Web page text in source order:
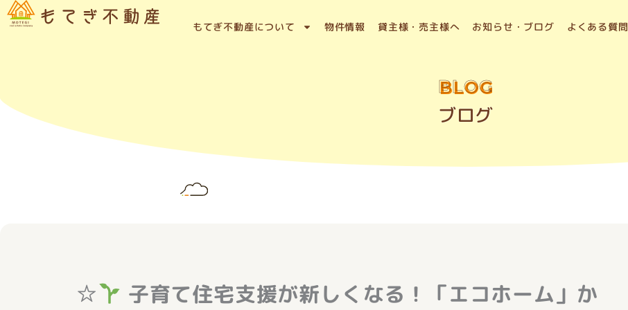
内
容
プ
もてぎ不動産について 物件情報 貸主様・売主様へ お知らせ・ブログ よくある質問
BLOG
ブログ
☆ 子育て住宅支援が新しくなる！「エコホーム」か